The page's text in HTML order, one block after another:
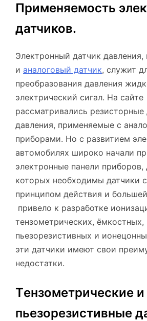
Применяемость
датчиков.
Электронный датчик давления,
и аналоговый датчик, служит
преобразования давления
электрический сигал. На сайте
рассматривались резисторные
давления, применяемые с
приборами. Но с развитием
автомобилях широко начали
электронные панели приборов,
которых необходимы датчики
принципом действия и
привело к разработке
тензометрических, ёмкостных,
пьезорезистивных и
эти датчики имеют свои
недостатки.
Tензометрические и
пьезорезистивные